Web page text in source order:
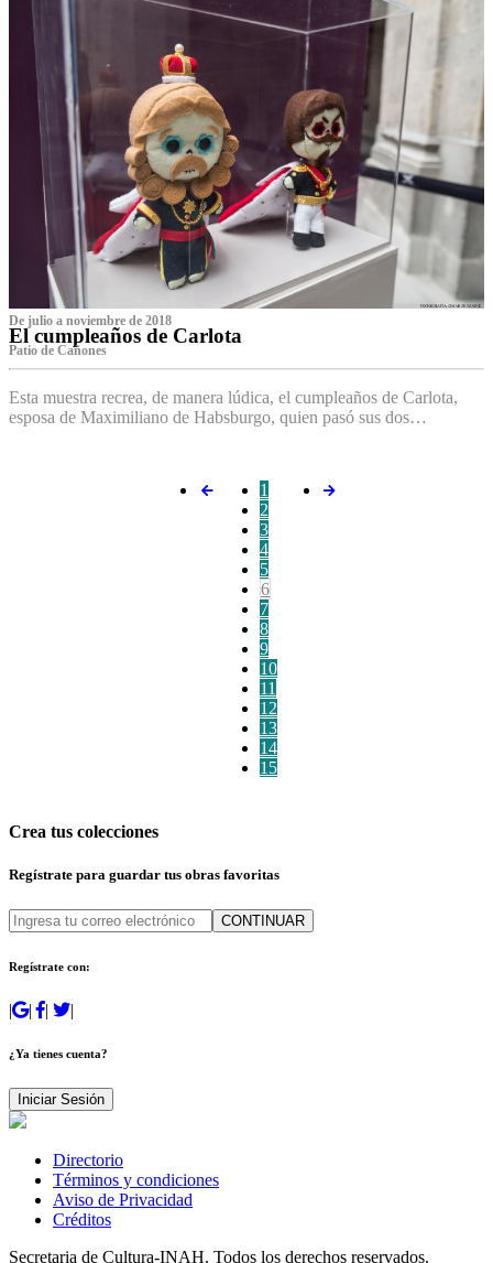
De julio a noviembre de 2018
El cumpleaños de Carlota
Patio de Cañones
Esta muestra recrea, de manera lúdica, el cumpleaños de Carlota,
esposa de Maximiliano de Habsburgo, quien pasó sus dos…
1
2
3
4
5
6
7
8
9
10
11
12
13
14
15
Crea tus colecciones
Regístrate para guardar tus obras favoritas
CONTINUAR
Regístrate con:
| | | |
¿Ya tienes cuenta?
Iniciar Sesión
Directorio
Términos y condiciones
Aviso de Privacidad
Créditos
Secretaria de Cultura-INAH. Todos los derechos reservados.